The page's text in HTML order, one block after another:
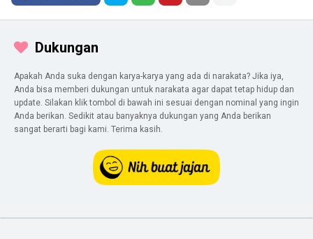
Dukungan
Apakah Anda suka dengan karya-karya yang ada di narakata? Jika iya,
Anda bisa memberi dukungan untuk narakata agar dapat tetap hidup dan
update. Silakan klik tombol di bawah ini sesuai dengan nominal yang ingin
Anda berikan. Sedikit atau banyaknya dukungan yang Anda berikan
sangat berarti bagi kami. Terima kasih.